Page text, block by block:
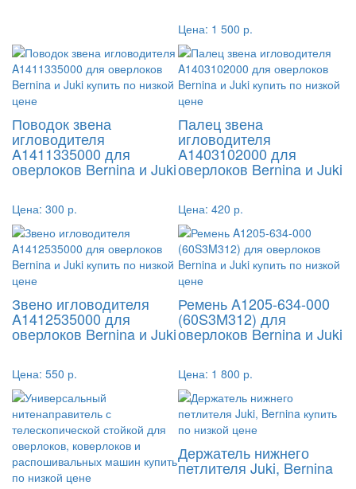
Цена: 1 500 р.
Поводок звена
игловодителя
A1411335000 для
оверлоков Bernina и Juki
Цена: 300 р.
Палец звена
игловодителя
A1403102000 для
оверлоков Bernina и Juki
Цена: 420 р.
Звено игловодителя
A1412535000 для
оверлоков Bernina и Juki
Цена: 550 р.
Ремень A1205-634-000
(60S3M312) для
оверлоков Bernina и Juki
Цена: 1 800 р.
Держатель нижнего
петлителя Juki, Bernina